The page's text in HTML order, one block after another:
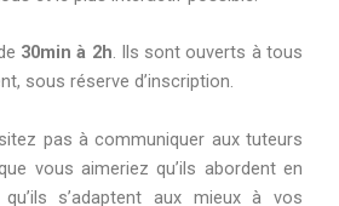
30min à 2h. Ils sont ouverts à tous
sous réserve d’inscription.
pas à communiquer aux tuteurs
vous aimeriez qu’ils abordent en
s’adaptent aux mieux à vos